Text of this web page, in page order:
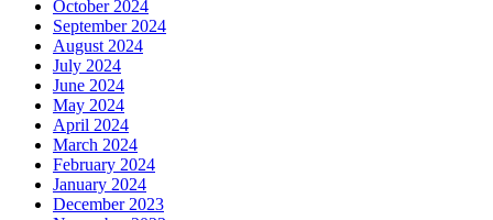
October 2024
September 2024
August 2024
July 2024
June 2024
May 2024
April 2024
March 2024
February 2024
January 2024
December 2023